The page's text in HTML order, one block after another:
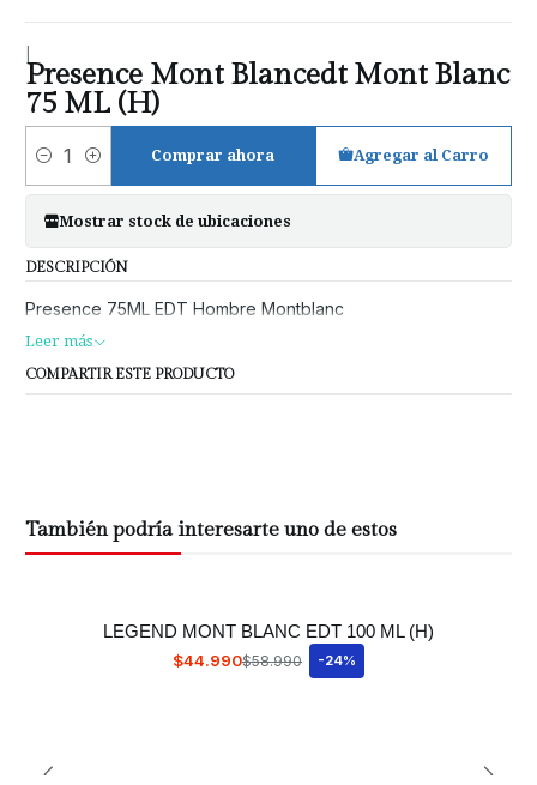
Presence Mont Blancedt Mont Blanc
75 ML (H)
Cantidad
Agregar al Carro
Comprar ahora
Mostrar stock de ubicaciones
DESCRIPCIÓN
Presence 75ML EDT Hombre Montblanc
Leer más
COMPARTIR ESTE PRODUCTO
También podría interesarte uno de estos
LEGEND MONT BLANC EDT 100 ML (H)
$44.990$58.990 -24%